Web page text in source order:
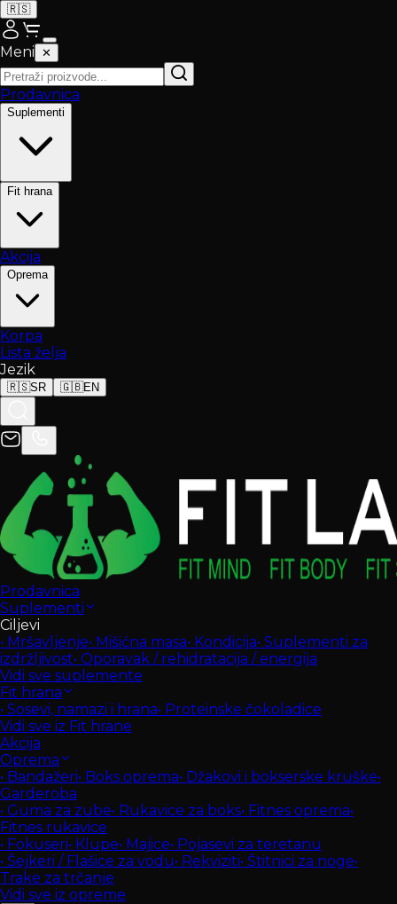
🇷🇸
Meni ✕
Prodavnica
Suplementi
Fit hrana
Akcija
Oprema
Korpa
Lista želja
Jezik
🇷🇸SR 🇬🇧EN
Prodavnica
Suplementi
Ciljevi
• Mršavljenje• Mišićna masa• Kondicija• Suplementi za
izdržljivost• Oporavak / rehidratacija / energija
Vidi sve suplemente
Fit hrana
• Sosevi, namazi i hrana• Proteinske čokoladice
Vidi sve iz Fit hrane
Akcija
Oprema
• Bandažeri• Boks oprema• Džakovi i bokserske kruške•
Garderoba
• Guma za zube• Rukavice za boks• Fitnes oprema•
Fitnes rukavice
• Fokuseri• Klupe• Majice• Pojasevi za teretanu
• Šejkeri / Flašice za vodu• Rekviziti• Štitnici za noge•
Trake za trčanje
Vidi sve iz opreme